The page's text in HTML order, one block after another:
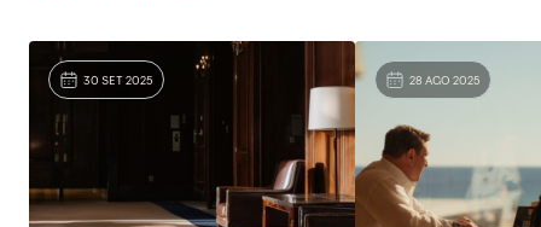
30 SET 2025 28 AGO 2025